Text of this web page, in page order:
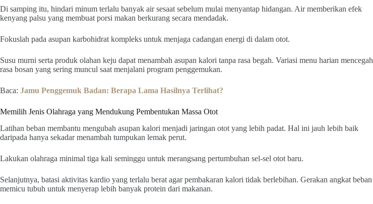
Di samping itu, hindari minum terlalu banyak air sesaat sebelum mulai menyantap hidangan. Air memberikan efek
kenyang palsu yang membuat porsi makan berkurang secara mendadak.
Fokuslah pada asupan karbohidrat kompleks untuk menjaga cadangan energi di dalam otot.
Susu murni serta produk olahan keju dapat menambah asupan kalori tanpa rasa begah. Variasi menu harian mencegah
rasa bosan yang sering muncul saat menjalani program penggemukan.
Baca: Jamu Penggemuk Badan: Berapa Lama Hasilnya Terlihat?
Memilih Jenis Olahraga yang Mendukung Pembentukan Massa Otot
Latihan beban membantu mengubah asupan kalori menjadi jaringan otot yang lebih padat. Hal ini jauh lebih baik
daripada hanya sekadar menambah tumpukan lemak perut.
Lakukan olahraga minimal tiga kali seminggu untuk merangsang pertumbuhan sel-sel otot baru.
Selanjutnya, batasi aktivitas kardio yang terlalu berat agar pembakaran kalori tidak berlebihan. Gerakan angkat beban
memicu tubuh untuk menyerap lebih banyak protein dari makanan.